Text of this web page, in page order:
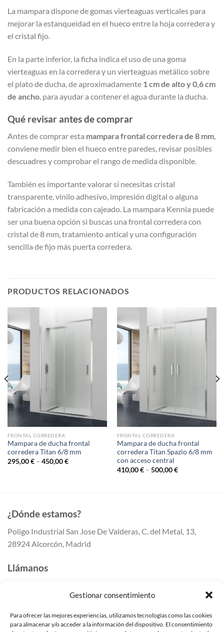
Gestionar consentimiento
Para ofrecer las mejores experiencias, utilizamos tecnologías como las cookies
para almacenar y/o acceder a la información del dispositivo. El consentimiento
La mampara dispone de gomas vierteaguas verticales para
mejorar la estanqueidad en el hueco entre la hoja corredera y
el cristal fijo.
En la parte inferior, la ficha indica el uso de una goma
vierteaguas en la corredera y un vierteaguas metálico sobre
el plato de ducha, de aproximadamente 1 cm de alto y 0,6 cm
de ancho , para ayudar a contener el agua durante la ducha.
Qué revisar antes de comprar
Antes de comprar esta mampara frontal corredera de 8 mm,
conviene medir bien el hueco entre paredes, revisar posibles
descuadres y comprobar el rango de medida disponible.
También es importante valorar si necesitas cristal
transparente, vinilo adhesivo, impresión digital o alguna
fabricación a medida con cajeado. La mampara Kennia puede
ser una buena opción si buscas una frontal corredera con
cristal de 8 mm, tratamiento antical y una configuración
sencilla de fijo más puerta corredera.
PRODUCTOS RELACIONADOS
FRONTAL CORREDERA
Mampara de ducha frontal
corredera Titan 6/8 mm
295,00€– 450,00€
FRONTAL CORREDERA
Mampara de ducha frontal
corredera Titan Spazio 6/8 mm
con acceso central
410,00€– 500,00€
¿Dónde estamos?
Poligo Industrial San Jose De Valderas, C. del Metal, 13,
28924 Alcorcón, Madrid
Llámanos